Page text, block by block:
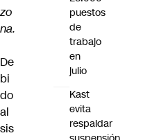
zo
na.
De
bi
do
al
sis
puestos
de
trabajo
en
julio
Kast
evita
respaldar